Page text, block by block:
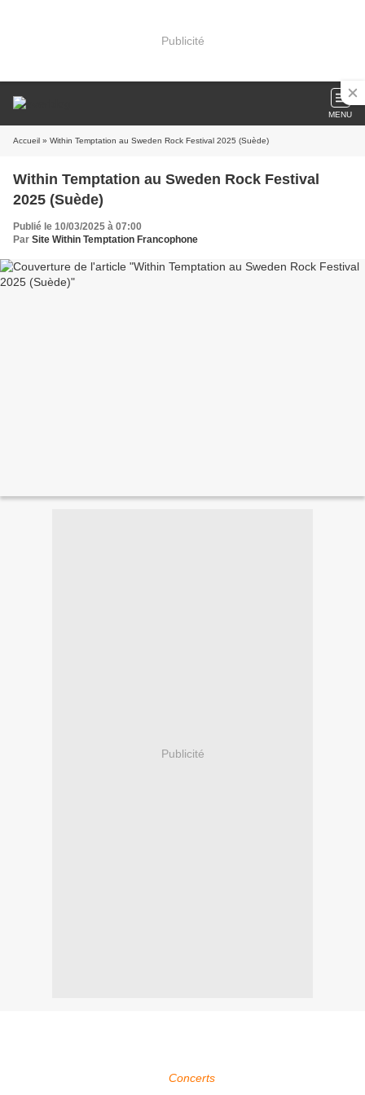
Publicité
MENU
Accueil » Within Temptation au Sweden Rock Festival 2025 (Suède)
Within Temptation au Sweden Rock Festival
2025 (Suède)
Publié le 10/03/2025 à 07:00
Par Site Within Temptation Francophone
Publicité
Concerts